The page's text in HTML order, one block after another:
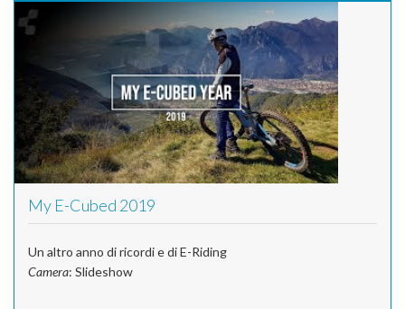
My E-Cubed 2019
Un altro anno di ricordi e di E-Riding
Camera: Slideshow